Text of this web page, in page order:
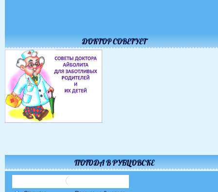
ДОКТОР СОВЕТУЕТ
ПОГОДА В РУБЦОВСКЕ